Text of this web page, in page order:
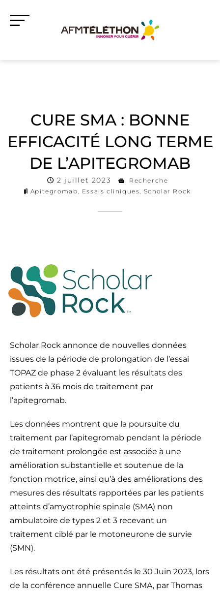
CURE SMA : BONNE
EFFICACITÉ LONG TERME
DE L’APITEGROMAB
2 juillet 2023
Recherche
Apitegromab, Essais cliniques, Scholar Rock
Scholar Rock annonce de nouvelles données
issues de la période de prolongation de l’essai
TOPAZ de phase 2 évaluant les résultats des
patients à 36 mois de traitement par
l’apitegromab.
Les données montrent que la poursuite du
traitement par l’apitegromab pendant la période
de traitement prolongée est associée à une
amélioration substantielle et soutenue de la
fonction motrice, ainsi qu’à des améliorations des
mesures des résultats rapportées par les patients
atteints d’amyotrophie spinale (SMA) non
ambulatoire de types 2 et 3 recevant un
traitement ciblé par le motoneurone de survie
(SMN).
Les résultats ont été présentés le 30 Juin 2023, lors
de la conférence annuelle Cure SMA, par Thomas